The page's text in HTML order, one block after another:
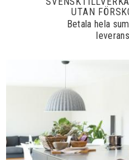
UTAN
Betala hela